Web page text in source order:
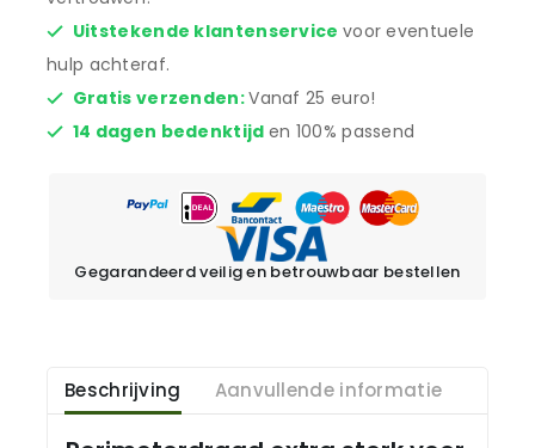
Uitstekende klantenservice voor eventuele
hulp achteraf.
Gratis verzenden:Vanaf 25 euro!
14 dagen bedenktijd en 100% passend
Gegarandeerd veilig en betrouwbaar bestellen
Beschrijving Aanvullende informatie